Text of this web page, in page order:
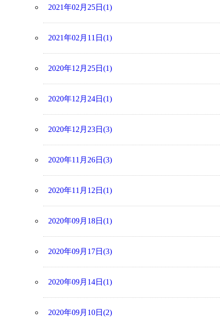
2021年02月25日(1)
2021年02月11日(1)
2020年12月25日(1)
2020年12月24日(1)
2020年12月23日(3)
2020年11月26日(3)
2020年11月12日(1)
2020年09月18日(1)
2020年09月17日(3)
2020年09月14日(1)
2020年09月10日(2)